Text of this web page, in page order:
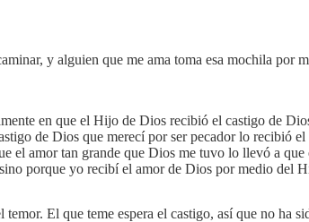
y alguien que me ama toma esa mochila
en que el Hijo de Dios recibió el castigo de
de Dios que merecí por ser pecador lo recibió
el amor tan grande que Dios me tuvo lo llevó a
porque yo recibí el amor de Dios por medio del
El que teme espera el castigo, así que no ha